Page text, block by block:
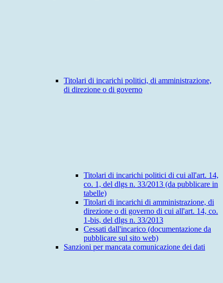
Titolari di incarichi politici, di amministrazione,
di direzione o di governo
Titolari di incarichi politici di cui all'art. 14,
co. 1, del dlgs n. 33/2013 (da pubblicare in
tabelle)
Titolari di incarichi di amministrazione, di
direzione o di governo di cui all'art. 14, co.
1-bis, del dlgs n. 33/2013
Cessati dall'incarico (documentazione da
pubblicare sul sito web)
Sanzioni per mancata comunicazione dei dati